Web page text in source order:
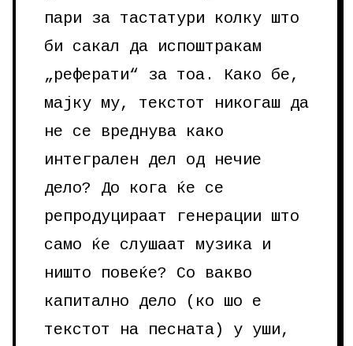
пари за тастатури колку што
би сакал да испоштракам
„реферати“ за тоа. Како бе,
мајку му, текстот никогаш да
не се вреднува како
интегрален дел од нечие
дело? До кога ќе се
репродуцираат генерации што
само ќе слушаат музика и
ништо повеќе? Со вакво
капитално дело (ко шо е
текстот на песната) у уши,